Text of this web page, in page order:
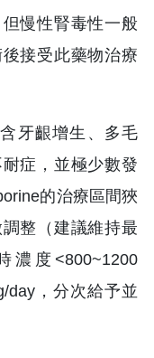
慢性腎毒性一般
接受此藥物治療
牙齦增生、多毛
症，並極少數發
的治療區間狹
整（建議維持最
濃度<800~1200
day，分次給予並